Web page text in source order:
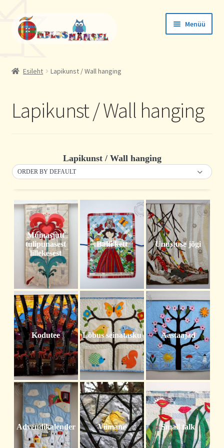
Liigu
navigeerimisele
Liigu
sisu
juurde
Menüü
Aadressid
Esileht Lapikunst / Wall hanging
Lapikunst / Wall hanging
Lapikunst / Wall hanging
ORDER BY DEFAULT
Muinasjutt
tulipunasest
lillekesest
Balti kett Unustuse jõgi
Kodutee Lõbus seinatasku Aastaajad
Advendikalender Viimane Small talk